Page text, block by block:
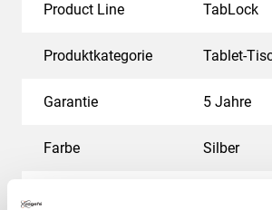
Product Line TabLock
Produktkategorie Tablet-
Garantie 5 Jahre
Farbe Silber